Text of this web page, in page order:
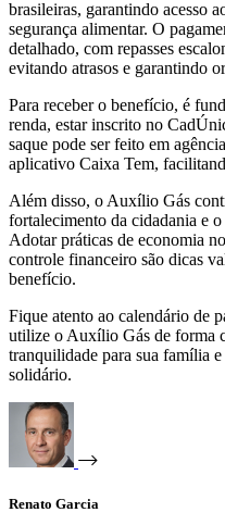
brasileiras, garantindo acesso
segurança alimentar. O
detalhado, com repasses
evitando atrasos e garantindo
Para receber o benefício, é
renda, estar inscrito no
saque pode ser feito em
aplicativo Caixa Tem,
Além disso, o Auxílio Gás
fortalecimento da cidadania e
Adotar práticas de economia
controle financeiro são dicas
benefício.
Fique atento ao calendário de
utilize o Auxílio Gás de forma
tranquilidade para sua família
solidário.
Renato Garcia